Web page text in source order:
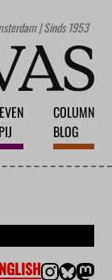
| Sinds 1953
COLUMN
BLOG